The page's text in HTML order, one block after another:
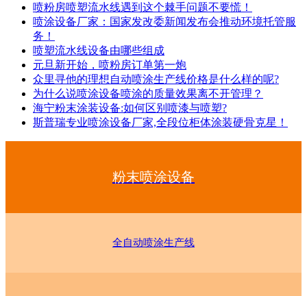
喷粉房喷塑流水线遇到这个棘手问题不要慌！
喷涂设备厂家：国家发改委新闻发布会推动环境托管服
务！
喷塑流水线设备由哪些组成
元旦新开始，喷粉房订单第一炮
众里寻他的理想自动喷涂生产线价格是什么样的呢?
为什么说喷涂设备喷涂的质量效果离不开管理？
海宁粉末涂装设备:如何区别喷漆与喷塑?
斯普瑞专业喷涂设备厂家,全段位柜体涂装硬骨克星！
粉末喷涂设备
全自动喷涂生产线